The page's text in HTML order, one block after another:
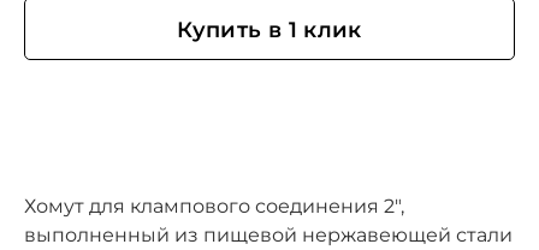
Купить в 1 клик
Хомут для клампового соединения 2",
выполненный из пищевой нержавеющей стали